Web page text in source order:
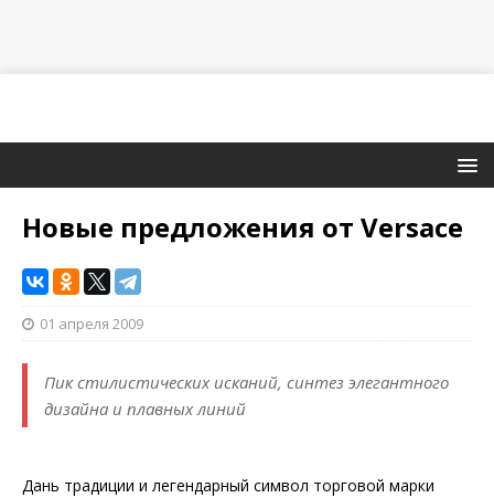
Новые предложения от Versace
01 апреля 2009
Пик стилистических исканий, синтез элегантного
дизайна и плавных линий
Дань традиции и легендарный символ торговой марки